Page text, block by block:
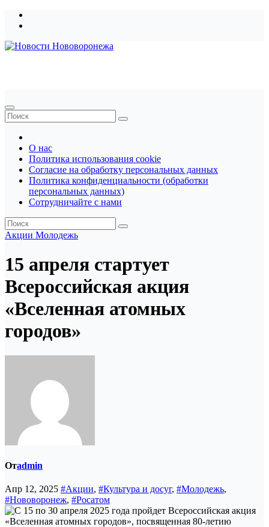
Перейти
О нас
Политика использования cookie
Согласие на обработку персональных данных
Политика конфиденциальности (обработки
персональных данных)
Сотрудничайте с нами
Акции Молодежь
15 апреля стартует
Всероссийская акция
«Вселенная атомных
городов»
Отadmin
Апр 12, 2025 #Акции, #Культура и досуг, #Молодежь,
#Нововоронеж, #Росатом